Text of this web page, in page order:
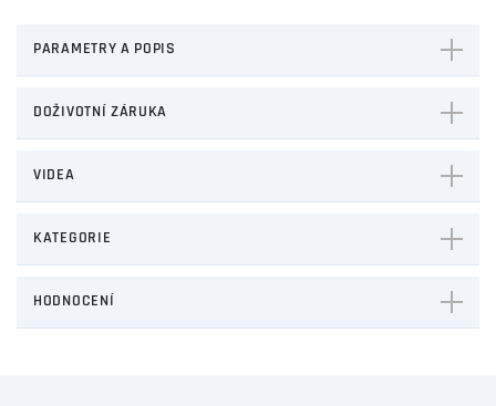
PARAMETRY A POPIS
DOŽIVOTNÍ ZÁRUKA
VIDEA
KATEGORIE
HODNOCENÍ